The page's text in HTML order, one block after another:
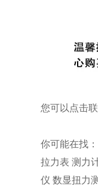
您可以点击
你可能在找：
拉力表 测力
仪 数显扭力